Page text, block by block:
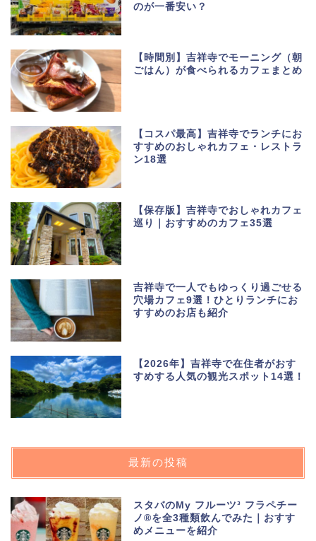
のが一番安い？
【時間別】吉祥寺でモーニング（朝
ごはん）が食べられるカフェまとめ
【コスパ最高】吉祥寺でランチにお
すすめのおしゃれカフェ・レストラ
ン18選
【保存版】吉祥寺でおしゃれカフェ
巡り｜おすすめのカフェ35選
吉祥寺で一人でもゆっくり過ごせる
穴場カフェ9選！ひとりランチにお
すすめのお店も紹介
【2026年】吉祥寺で在住者がおす
すめする人気の観光スポット14選！
最新の投稿
スタバのMy フルーツ³ フラペチー
ノ®を全3種類飲んでみた｜おすす
めメニューを紹介